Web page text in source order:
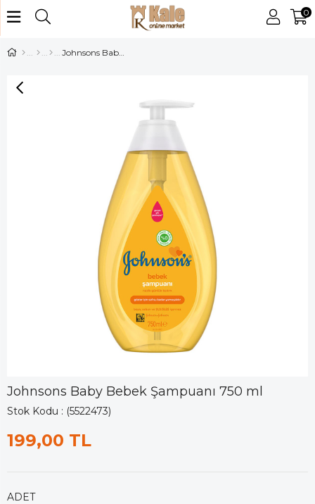
0
Johnsons Baby Bebek Şampuanı 750 ml
Johnsons Baby Bebek Şampuanı 750 ml
Stok Kodu (5522473)
199,00 TL
ADET